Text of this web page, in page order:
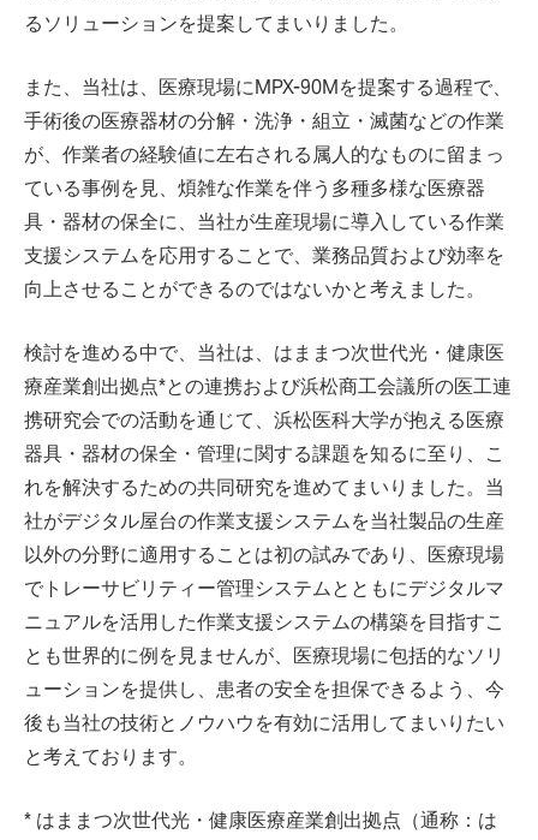
るソリューションを提案してまいりました。
また、当社は、医療現場にMPX-90Mを提案する過程で、
手術後の医療器材の分解・洗浄・組立・滅菌などの作業
が、作業者の経験値に左右される属人的なものに留まっ
ている事例を見、煩雑な作業を伴う多種多様な医療器
具・器材の保全に、当社が生産現場に導入している作業
支援システムを応用することで、業務品質および効率を
向上させることができるのではないかと考えました。
検討を進める中で、当社は、はままつ次世代光・健康医
療産業創出拠点*との連携および浜松商工会議所の医工連
携研究会での活動を通じて、浜松医科大学が抱える医療
器具・器材の保全・管理に関する課題を知るに至り、こ
れを解決するための共同研究を進めてまいりました。当
社がデジタル屋台の作業支援システムを当社製品の生産
以外の分野に適用することは初の試みであり、医療現場
でトレーサビリティー管理システムとともにデジタルマ
ニュアルを活用した作業支援システムの構築を目指すこ
とも世界的に例を見ませんが、医療現場に包括的なソリ
ューションを提供し、患者の安全を担保できるよう、今
後も当社の技術とノウハウを有効に活用してまいりたい
と考えております。
* はままつ次世代光・健康医療産業創出拠点（通称：は